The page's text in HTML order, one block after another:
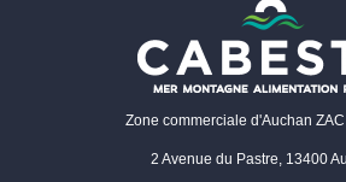
Zone commerciale d'Auchan
2 Avenue du Pastre, 13400